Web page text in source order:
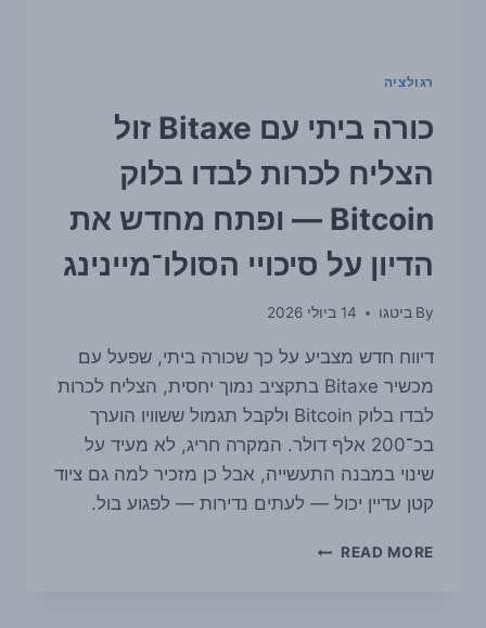
רגולציה
כורה ביתי עם Bitaxe זול
הצליח לכרות לבדו בלוק
Bitcoin — ופתח מחדש את
הדיון על סיכויי הסולו־מיינינג
By ביטגו 14 ביולי 2026
דיווח חדש מצביע על כך שכורה ביתי, שפעל עם
מכשיר Bitaxe בתקציב נמוך יחסית, הצליח לכרות
לבדו בלוק Bitcoin ולקבל תגמול ששוויו הוערך
בכ־200 אלף דולר. המקרה חריג, לא מעיד על
שינוי במבנה התעשייה, אבל כן מזכיר למה גם ציוד
קטן עדיין יכול — לעתים נדירות — לפגוע בול.
READ MORE כורה